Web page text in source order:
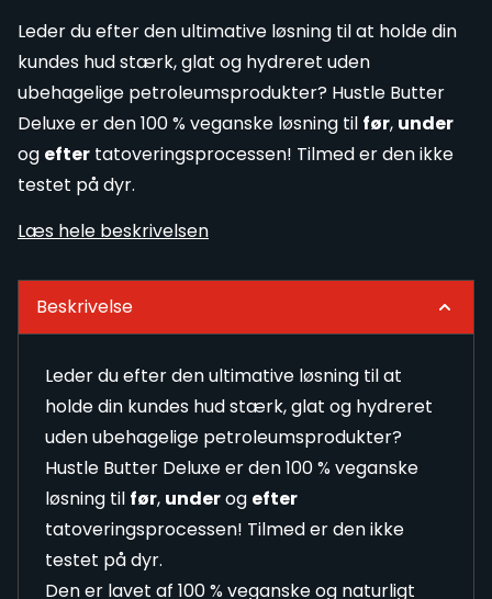
Leder du efter den ultimative løsning til at holde din
kundes hud stærk, glat og hydreret uden
ubehagelige petroleumsprodukter? Hustle Butter
Deluxe er den 100 % veganske løsning til før, under
og efter tatoveringsprocessen! Tilmed er den ikke
testet på dyr.
Læs hele beskrivelsen
Beskrivelse
Leder du efter den ultimative løsning til at
holde din kundes hud stærk, glat og hydreret
uden ubehagelige petroleumsprodukter?
Hustle Butter Deluxe er den 100 % veganske
løsning til før, underog efter
tatoveringsprocessen! Tilmed er den ikke
testet på dyr.
Den er lavet af 100 % veganske og naturligt